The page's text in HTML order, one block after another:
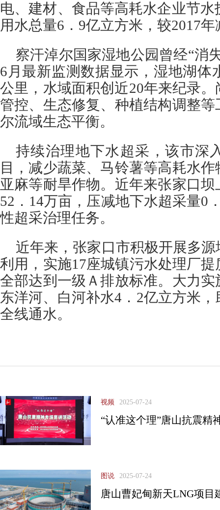
电、建材、食品等高耗水企业节水
用水总量6．9亿立方米，较2017
察汗淖尔国家湿地公园曾经“消
6月最新监测数据显示，湿地湖体
公里，水域面积创近20年来纪录
管控、生态修复、种植结构调整
尔流域生态平衡。
持续治理地下水超采，该市深
目，减少蔬菜、马铃薯等高耗水
亚麻等耐旱作物。近年来张家口
52．14万亩，压减地下水超采量0
性超采治理任务。
近年来，张家口市积极开展多
利用，实施17座城镇污水处理厂
全部达到一级Ａ排放标准。大力
东洋河、白河补水4．2亿立方米
全线通水。
视频 2025-07-24
“认准这个理”唐山抗震精
图说 2025-07-24
唐山曹妃甸新天LNG项目